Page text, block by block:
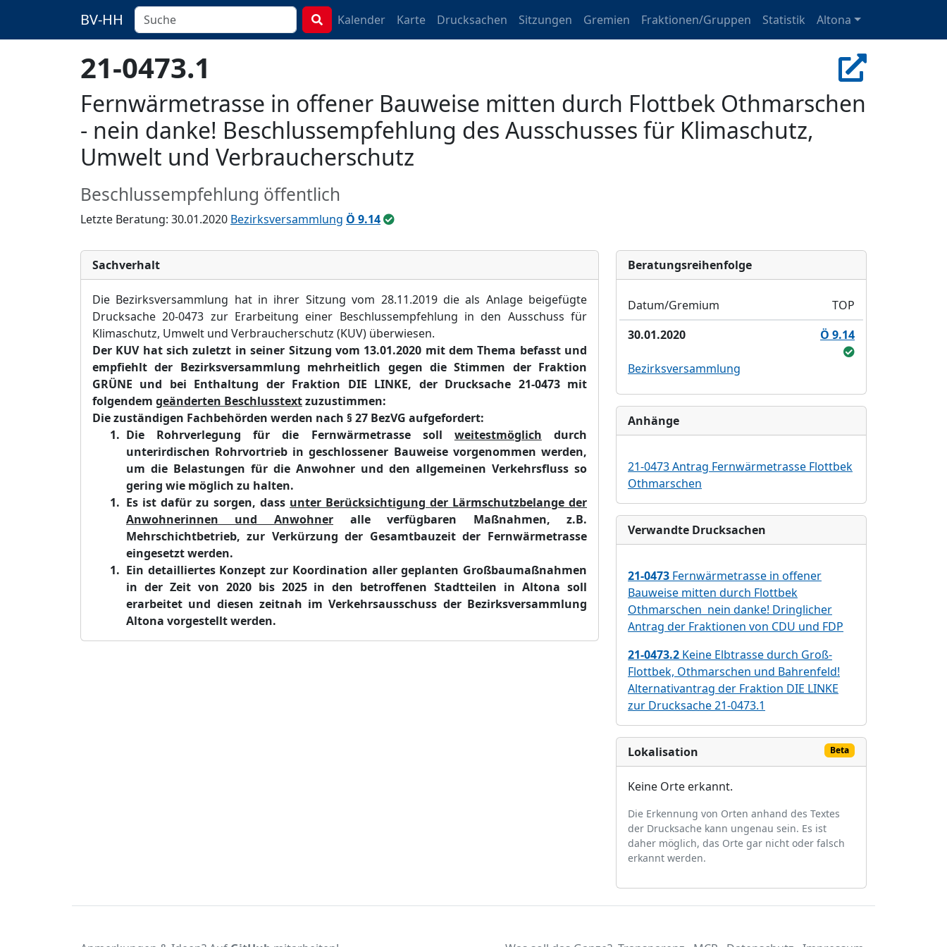
BV-HH Kalender Karte Drucksachen Sitzungen Gremien Fraktionen/Gruppen Statistik Altona
21-0473.1
Fernwärmetrasse in offener Bauweise mitten durch Flottbek Othmarschen
- nein danke! Beschlussempfehlung des Ausschusses für Klimaschutz,
Umwelt und Verbraucherschutz
Beschlussempfehlung öffentlich
Letzte Beratung: 30.01.2020 Bezirksversammlung Ö 9.14
Sachverhalt
Die Bezirksversammlung hat in ihrer Sitzung vom 28.11.2019die als Anlage beigefügte
Drucksache 20-0473 zur Erarbeitung einer Beschlussempfehlung in den Ausschuss für
Klimaschutz, Umwelt und Verbraucherschutz (KUV) überwiesen.
Der KUVhat sichzuletzt inseiner Sitzung vom 13.01.2020 mit dem Thema befasst und
empfiehlt der Bezirksversammlung mehrheitlich gegen die Stimmen der Fraktion
GRÜNE und bei Enthaltung der Fraktion DIE LINKE, derDrucksache 21-0473 mit
folgendem geänderten Beschlusstextzuzustimmen:
Die zuständigen Fachbehörden werden nach § 27 BezVG aufgefordert:
Die Rohrverlegung für die Fernwärmetrasse soll weitestmöglich durch
unterirdischen Rohrvortrieb in geschlossener Bauweise vorgenommen werden,
um die Belastungen für die Anwohner und den allgemeinen Verkehrsfluss so
gering wie möglich zu halten.
Es ist dafür zu sorgen, dass unter Berücksichtigung der Lärmschutzbelange der
Anwohnerinnen und Anwohner
alle verfügbaren Maßnahmen, z.B.
Mehrschichtbetrieb, zur Verkürzung der Gesamtbauzeit der Fernwärmetrasse
eingesetzt werden.
Ein detailliertes Konzept zur Koordination aller geplanten Großbaumaßnahmen
in der Zeit von 2020 bis 2025 in den betroffenen Stadtteilen in Altona soll
erarbeitet und diesen zeitnah im Verkehrsausschuss der Bezirksversammlung
Altona vorgestellt werden.
Bera­tungs­reihen­folge
Datum/Gremium
TOP
30.01.2020
Ö 9.14
Bezirksversammlung
Anhänge
21-0473 Antrag Fernwärmetrasse Flottbek
Othmarschen
Verwandte Drucksachen
21-0473 Fernwärmetrasse in offener
Bauweise mitten durch Flottbek
Othmarschen  nein danke! Dringlicher
Antrag der Fraktionen von CDU und FDP
21-0473.2 Keine Elbtrasse durch Groß-
Flottbek, Othmarschen und Bahrenfeld!
Alternativantrag der Fraktion DIE LINKE
zur Drucksache 21-0473.1
Lokalisation Beta
Keine Orte erkannt.
Die Erkennung von Orten anhand des Textes
der Drucksache kann ungenau sein. Es ist
daher möglich, das Orte gar nicht oder falsch
erkannt werden.